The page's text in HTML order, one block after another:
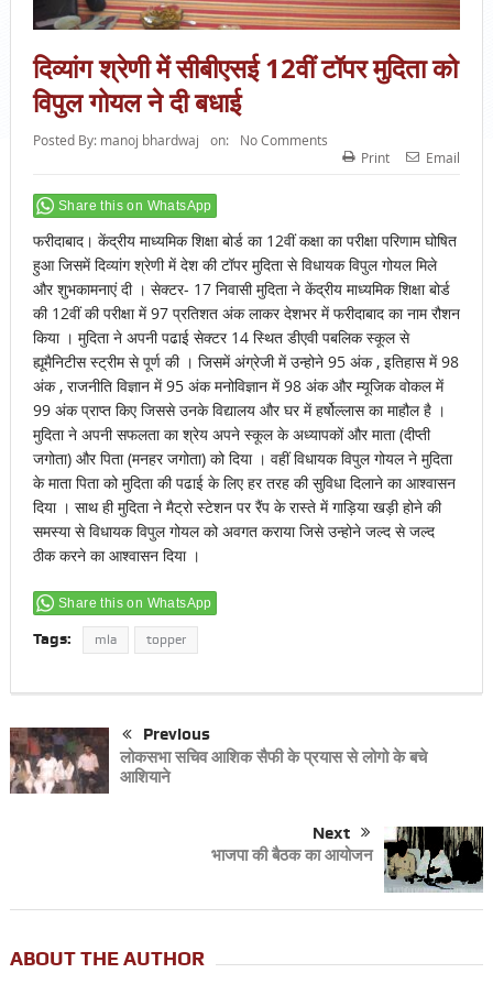
दिव्यांग श्रेणी में सीबीएसई 12वीं टॉपर मुदिता को
विपुल गोयल ने दी बधाई
Posted By: manoj bhardwaj on:
No Comments
Print
Email
Share this on WhatsApp
फरीदाबाद। केंद्रीय माध्यमिक शिक्षा बोर्ड का 12वीं कक्षा का परीक्षा परिणाम घोषित
हुआ जिसमें दिव्यांग श्रेणी में देश की टॉपर मुदिता से विधायक विपुल गोयल मिले
और शुभकामनाएं दी । सेक्टर- 17 निवासी मुदिता ने केंद्रीय माध्यमिक शिक्षा बोर्ड
की 12वीं की परीक्षा में 97 प्रतिशत अंक लाकर देशभर में फरीदाबाद का नाम रौशन
किया । मुदिता ने अपनी पढाई सेक्टर 14 स्थित डीएवी पबलिक स्कूल से
ह्यूमैनिटीस स्ट्रीम से पूर्ण की । जिसमें अंग्रेजी में उन्होने 95 अंक , इतिहास में 98
अंक , राजनीति विज्ञान में 95 अंक मनोविज्ञान में 98 अंक और म्यूजिक वोकल में
99 अंक प्राप्त किए जिससे उनके विद्यालय और घर में हर्षोल्लास का माहौल है ।
मुदिता ने अपनी सफलता का श्रेय अपने स्कूल के अध्यापकों और माता (दीप्ती
जगोता) और पिता (मनहर जगोता) को दिया । वहीं विधायक विपुल गोयल ने मुदिता
के माता पिता को मुदिता की पढाई के लिए हर तरह की सुविधा दिलाने का आश्वासन
दिया । साथ ही मुदिता ने मैट्रो स्टेशन पर रैंप के रास्ते में गाड़िया खड़ी होने की
समस्या से विधायक विपुल गोयल को अवगत कराया जिसे उन्होने जल्द से जल्द
ठीक करने का आश्वासन दिया ।
Share this on WhatsApp
Tags: mla topper
Previous
लोकसभा सचिव आशिक सैफी के प्रयास से लोगो के बचे
आशियाने
Next
भाजपा की बैठक का आयोजन
ABOUT THE AUTHOR